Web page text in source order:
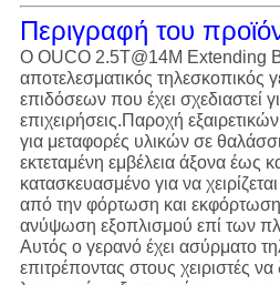
Περιγραφή του
Ο OUCO 2.5T@14M Extending
αποτελεσματικός τηλεσκοπικός
επιδόσεων που έχει σχεδιαστεί
επιχειρήσεις.Παροχή
για μεταφορές υλικών σε
εκτεταμένη εμβέλεια άξονα έως
κατασκευασμένο για να
από την φόρτωση και
ανύψωση εξοπλισμού επί των
Αυτός ο γερανό έχει ασύρματο
επιτρέποντας στους χειριστές να